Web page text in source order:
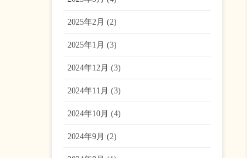
2025年2月 (2)
2025年1月 (3)
2024年12月 (3)
2024年11月 (3)
2024年10月 (4)
2024年9月 (2)